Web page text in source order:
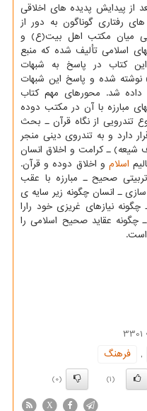
از پیدایش پدیده های اخلاقی
رفتاری گوناگون به دور از
میان مكتب اهل بیت(ع) و
اسلامی تألیف شده كه منبع
كتاب در پاسخ به شبهات
نوشته شده و پاسخ این شبهات
شد. محورهای مهم كتاب
مبارزه با آن در مكتب دوده
تندرویی از نگاه قرآن ـ بحث
دارد و به تندروی دینی منجر
شیعه) ـ كرامت و اخلاق انسان
اسلامو اخلاق دوده و قرآن.
صحیح ـ مبارزه با عقب
سازی ـ انسان چگونه زیر سایه ی
نیازهای غریزی خود رارا
ـ چگونه عقاید صحیح اسلامی را
است.
3301
,
فرهنگ
(1)
(0)
X